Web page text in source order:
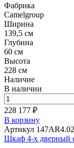
Фабрика
Camelgroup
Ширина
139,5 см
Глубина
60 см
Высота
228 см
Наличие
В наличии
228 177 ₽
В корзину
Артикул
Шкаф 4-х дверный